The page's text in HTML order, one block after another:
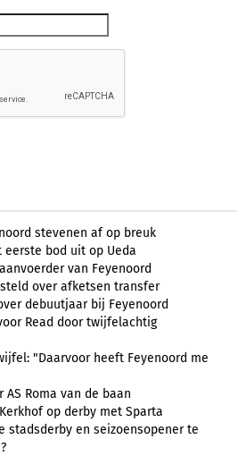
stevenen af op breuk
eerste bod uit op Ueda
van Feyenoord
over afketsen transfer
debuutjaar bij Feyenoord
Read door twijfelachtig
"Daarvoor heeft Feyenoord me
AS Roma van de baan
op derby met Sparta
stadsderby en seizoensopener te